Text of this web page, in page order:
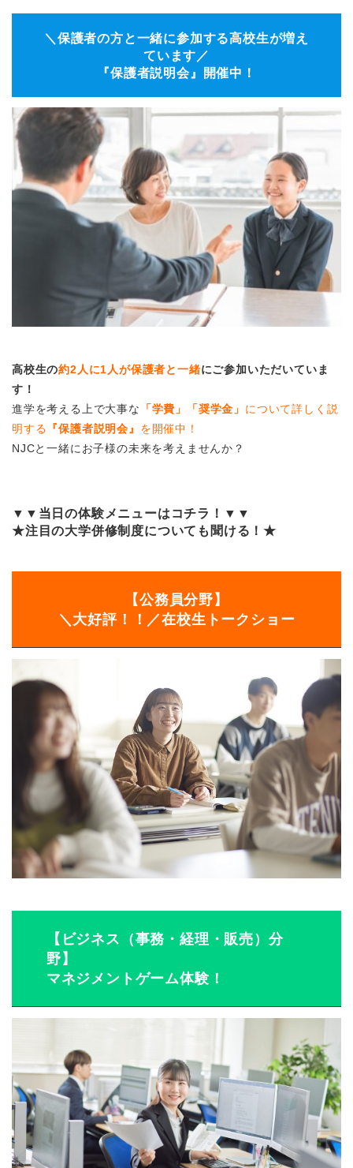
＼保護者の方と一緒に参加する高校生が増え
ています／
『保護者説明会』開催中！
高校生の約2人に1人が保護者と一緒にご参加いただいていま
す！
進学を考える上で大事な
「学費」「奨学金」 について詳しく説
明する 『保護者説明会』 を開催中！
NJCと一緒にお子様の未来を考えませんか？
▼▼当日の体験メニューはコチラ！▼▼
★注目の大学併修制度についても聞ける！★
【公務員分野】
＼大好評！！／在校生トークショー
【ビジネス（事務・経理・販売）分
野】
マネジメントゲーム体験！